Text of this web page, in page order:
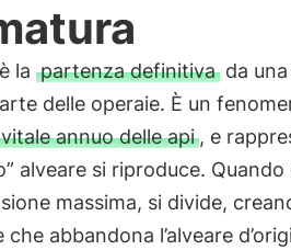
la partenza definitivada una
delle operaie. È un
annuo delle api, e
alveare si riproduce. Quando
massima, si divide,
abbandona l’alveare